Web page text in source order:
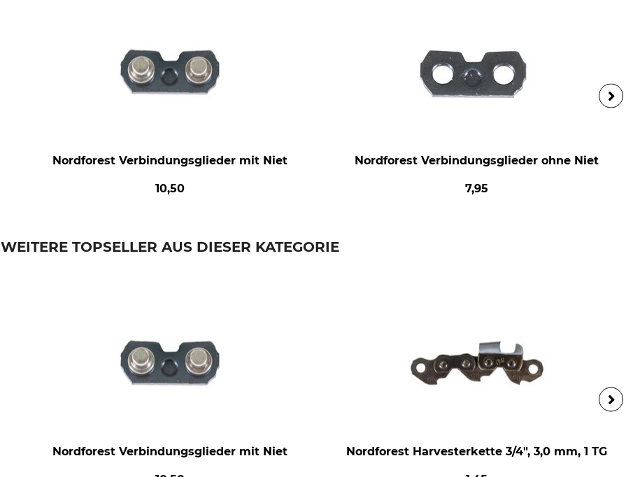
Nordforest Verbindungsglieder mit Niet
10,50
Nordforest Verbindungsglieder ohne Niet
7,95
WEITERE TOPSELLER AUS DIESER KATEGORIE
Nordforest Verbindungsglieder mit Niet Nordforest Harvesterkette 3/4", 3,0 mm, 1 TG